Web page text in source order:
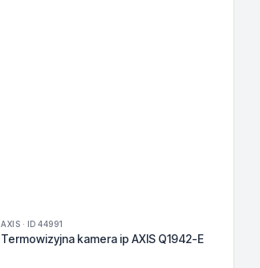
AXIS · ID 44991
Termowizyjna kamera ip AXIS Q1942-E